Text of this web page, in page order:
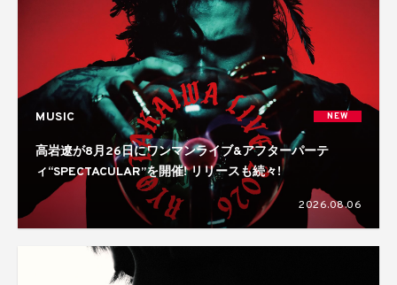
MUSIC NEW
高岩遼が8月26日にワンマンライブ&アフターパーテ
ィ“SPECTACULAR”を開催! リリースも続々!
2026.08.06